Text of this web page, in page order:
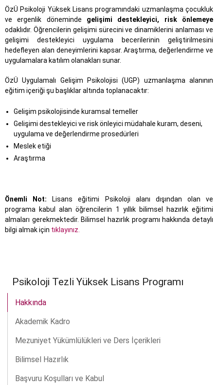
ÖzÜ Psikoloji Yüksek Lisans programındaki uzmanlaşma çocukluk
ve ergenlik döneminde gelişimi destekleyici, risk önlemeye
odaklıdır. Öğrencilerin gelişimi sürecini ve dinamiklerini anlaması ve
gelişimi destekleyici uygulama becerilerinin geliştirilmesini
hedefleyen alan deneyimlerini kapsar. Araştırma, değerlendirme ve
uygulamalara katılım olanakları sunar.
ÖzÜ Uygulamalı Gelişim Psikolojisi (UGP) uzmanlaşma alanının
eğitim içeriği şu başlıklar altında toplanacaktır:
Gelişim psikolojisinde kuramsal temeller
Gelişimi destekleyici ve risk önleyici müdahale kuram, deseni,
uygulama ve değerlendirme prosedürleri
Meslek etiği
Araştırma
Önemli Not: Lisans eğitimi Psikoloji alanı dışından olan ve
programa kabul alan öğrencilerin 1 yıllık bilimsel hazırlık eğitimi
almaları gerekmektedir. Bilimsel hazırlık programı hakkında detaylı
bilgi almak için tıklayınız.
Psikoloji Tezli Yüksek Lisans Programı
Hakkında
Akademik Kadro
Mezuniyet Yükümlülükleri ve Ders İçerikleri
Bilimsel Hazırlık
Başvuru Koşulları ve Kabul